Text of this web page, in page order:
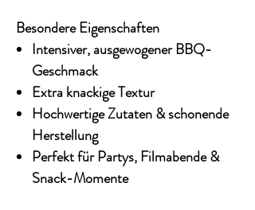
Besondere Eigenschaften
Intensiver, ausgewogener BBQ-
Geschmack
Extra knackige Textur
Hochwertige Zutaten & schonende
Herstellung
Perfekt für Partys, Filmabende &
Snack-Momente